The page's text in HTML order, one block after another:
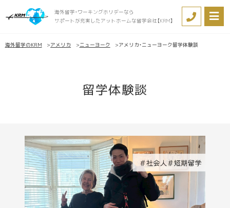
海外留学・ワーキングホリデーなら
サポートが充実したアットホームな留学会社【KRM】
海外留学のKRM アメリカ ニューヨーク アメリカ・ニューヨーク留学体験談
留学体験談